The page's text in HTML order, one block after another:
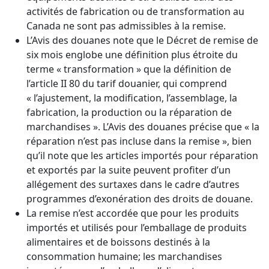
activités de fabrication ou de transformation au
Canada ne sont pas admissibles à la remise.
L’Avis des douanes note que le Décret de remise de
six mois englobe une définition plus étroite du
terme « transformation » que la définition de
l’article II 80 du tarif douanier, qui comprend
« l’ajustement, la modification, l’assemblage, la
fabrication, la production ou la réparation de
marchandises ». L’Avis des douanes précise que « la
réparation n’est pas incluse dans la remise », bien
qu’il note que les articles importés pour réparation
et exportés par la suite peuvent profiter d’un
allégement des surtaxes dans le cadre d’autres
programmes d’exonération des droits de douane.
La remise n’est accordée que pour les produits
importés et utilisés pour l’emballage de produits
alimentaires et de boissons destinés à la
consommation humaine; les marchandises